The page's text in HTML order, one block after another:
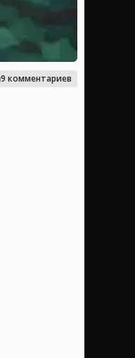
9 комментариев